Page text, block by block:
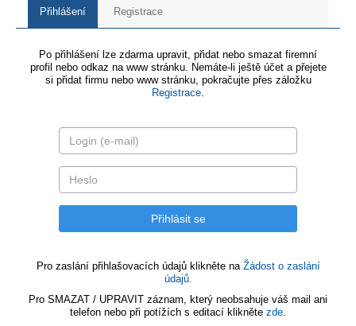
Přihlášení Registrace
Po přihlášení lze zdarma upravit, přidat nebo smazat firemní
profil nebo odkaz na www stránku. Nemáte-li ještě účet a přejete
si přidat firmu nebo www stránku, pokračujte přes záložku
Registrace.
Pro zaslání přihlašovacích údajů klikněte na Žádost o zaslání
údajů.
Pro SMAZAT / UPRAVIT záznam, který neobsahuje váš mail ani
telefon nebo při potížích s editací klikněte zde.